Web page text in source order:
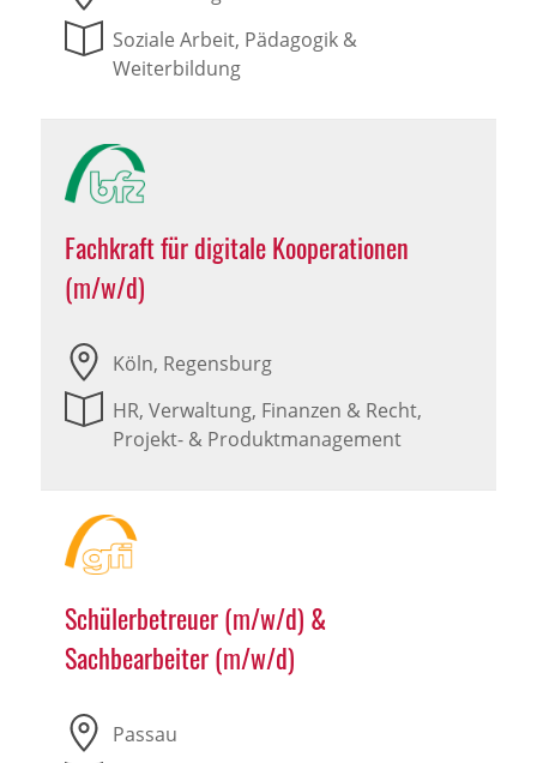
Soziale Arbeit, Pädagogik &
Weiterbildung
Fachkraft für digitale Kooperationen
(m/w/d)
Köln, Regensburg
HR, Verwaltung, Finanzen & Recht,
Projekt- & Produktmanagement
Schülerbetreuer (m/w/d) &
Sachbearbeiter (m/w/d)
Passau